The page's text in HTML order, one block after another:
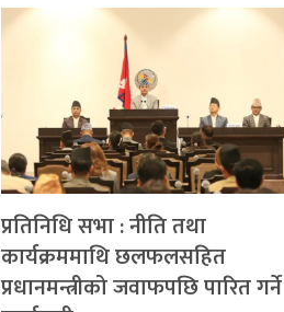
प्रतिनिधि सभा : नीति तथा
कार्यक्रममाथि छलफलसहित
प्रधानमन्त्रीको जवाफपछि पारित गर्ने